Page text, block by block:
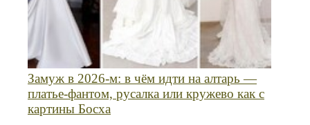
Замуж в 2026-м: в чём идти на алтарь —
платье-фантом, русалка или кружево как с
картины Босха